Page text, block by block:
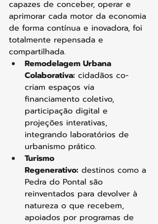
capazes de conceber, operar e
aprimorar cada motor da economia
de forma contínua e inovadora, foi
totalmente repensada e
compartilhada.
Remodelagem Urbana
Colaborativa: cidadãos co-
criam espaços via
financiamento coletivo,
participação digital e
projeções interativas,
integrando laboratórios de
urbanismo prático.
Turismo
Regenerativo: destinos como a
Pedra do Pontal são
reinventados para devolver à
natureza o que recebem,
apoiados por programas de